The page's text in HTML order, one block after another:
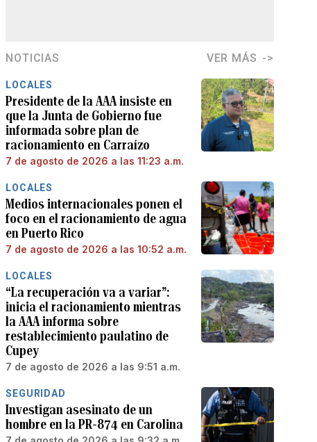
NOTICIAS VER MÁS
LOCALES
Presidente de la AAA insiste en
que la Junta de Gobierno fue
informada sobre plan de
racionamiento en Carraízo
7 de agosto de 2026 a las 11:23 a.m.
LOCALES
Medios internacionales ponen el
foco en el racionamiento de agua
en Puerto Rico
7 de agosto de 2026 a las 10:52 a.m.
LOCALES
“La recuperación va a variar”:
inicia el racionamiento mientras
la AAA informa sobre
restablecimiento paulatino de
Cupey
7 de agosto de 2026 a las 9:51 a.m.
SEGURIDAD
Investigan asesinato de un
hombre en la PR-874 en Carolina